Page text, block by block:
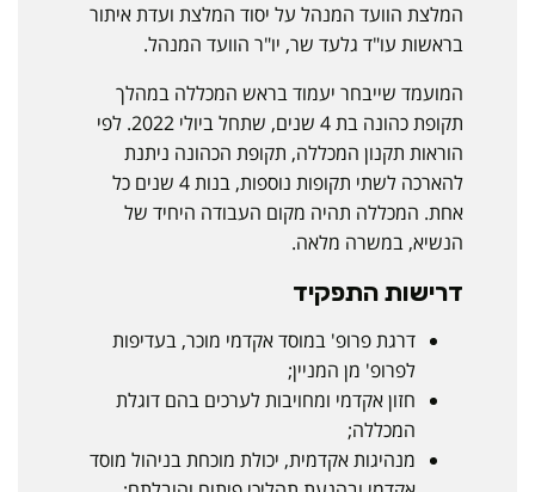
המלצת הוועד המנהל על יסוד המלצת ועדת איתור
בראשות עו"ד גלעד שר, יו"ר הוועד המנהל.
המועמד שייבחר יעמוד בראש המכללה במהלך
תקופת כהונה בת 4 שנים, שתחל ביולי 2022. לפי
הוראות תקנון המכללה, תקופת הכהונה ניתנת
להארכה לשתי תקופות נוספות, בנות 4 שנים כל
אחת. המכללה תהיה מקום העבודה היחיד של
הנשיא, במשרה מלאה.
דרישות התפקיד
דרגת פרופ' במוסד אקדמי מוכר, בעדיפות
לפרופ' מן המניין;
חזון אקדמי ומחויבות לערכים בהם דוגלת
המכללה;
מנהיגות אקדמית, יכולת מוכחת בניהול מוסד